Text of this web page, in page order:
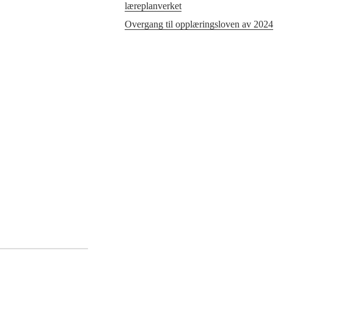
læreplanverket
Overgang til opplæringsloven av 2024